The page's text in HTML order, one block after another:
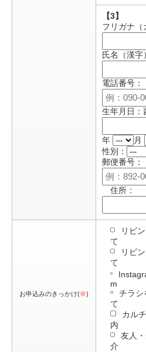
【3】
フリガナ（
氏名（漢字
電話番号：
生年月日：
年 月
性別：
郵便番号：
住所：
お申込みのきっかけ(※)
リビ
て
リビ
て
m
チラシ
て
カル
内
友人
介